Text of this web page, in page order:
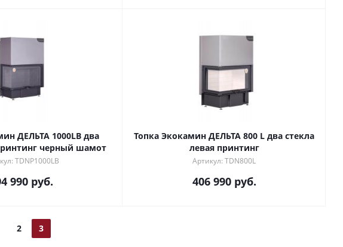
ДЕЛЬТА 1000LB два
черный шамот
TDNP1000LB
990руб.
Топка Экокамин ДЕЛЬТА 800 L два стекла
левая принтинг
Артикул: TDN800L
406 990руб.
2 3